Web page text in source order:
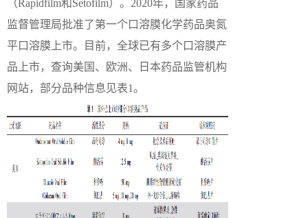
（Rapidfilm和Setofilm）。2020年，国家药品
监督管理局批准了第一个口溶膜化学药品奥氮
平口溶膜上市。目前，全球已有多个口溶膜产
品上市，查询美国、欧洲、日本药品监管机构
网站，部分品种信息见表1。